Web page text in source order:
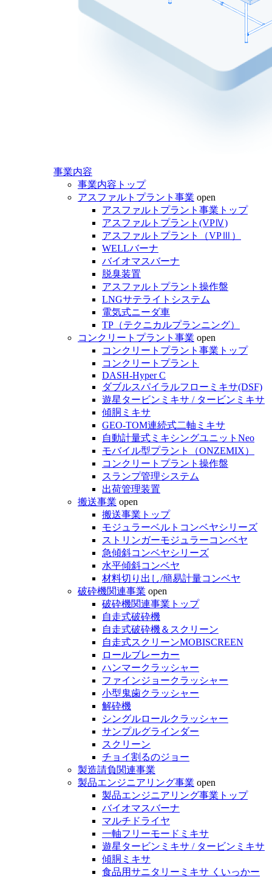
事業内容
事業内容トップ
アスファルトプラント事業 open
アスファルトプラント事業トップ
アスファルトプラント(VPⅣ)
アスファルトプラント（VPⅢ）
WELLバーナ
バイオマスバーナ
脱臭装置
アスファルトプラント操作盤
LNGサテライトシステム
電気式ニーダ車
TP（テクニカルプランニング）
コンクリートプラント事業 open
コンクリートプラント事業トップ
コンクリートプラント
DASH-Hyper C
ダブルスパイラルフローミキサ(DSF)
遊星タービンミキサ / タービンミキサ
傾胴ミキサ
GEO-TOM連続式二軸ミキサ
自動計量式ミキシングユニットNeo
モバイル型プラント（ONZEMIX）
コンクリートプラント操作盤
スランプ管理システム
出荷管理装置
搬送事業 open
搬送事業トップ
モジュラーベルトコンベヤシリーズ
ストリンガーモジュラーコンベヤ
急傾斜コンベヤシリーズ
水平傾斜コンベヤ
材料切り出し/簡易計量コンベヤ
破砕機関連事業 open
破砕機関連事業トップ
自走式破砕機
自走式破砕機＆スクリーン
自走式スクリーンMOBISCREEN
ロールブレーカー
ハンマークラッシャー
ファインジョークラッシャー
小型鬼歯クラッシャー
解砕機
シングルロールクラッシャー
サンプルグラインダー
スクリーン
チョイ割るのジョー
製造請負関連事業
製品エンジニアリング事業 open
製品エンジニアリング事業トップ
バイオマスバーナ
マルチドライヤ
一軸フリーモードミキサ
遊星タービンミキサ / タービンミキサ
傾胴ミキサ
食品用サニタリーミキサ くいっかー